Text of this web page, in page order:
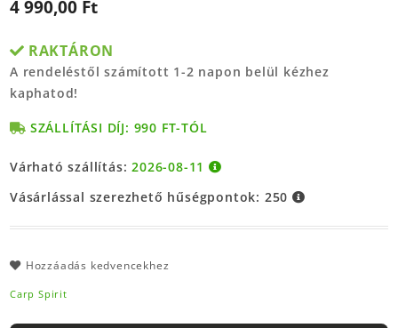
4 990,00 Ft
RAKTÁRON
A rendeléstől számított 1-2 napon belül kézhez
kaphatod!
SZÁLLÍTÁSI DÍJ: 990 FT-TÓL
Várható szállítás:2026-08-11
Vásárlással szerezhető hűségpontok: 250
Hozzáadás kedvencekhez
Carp Spirit